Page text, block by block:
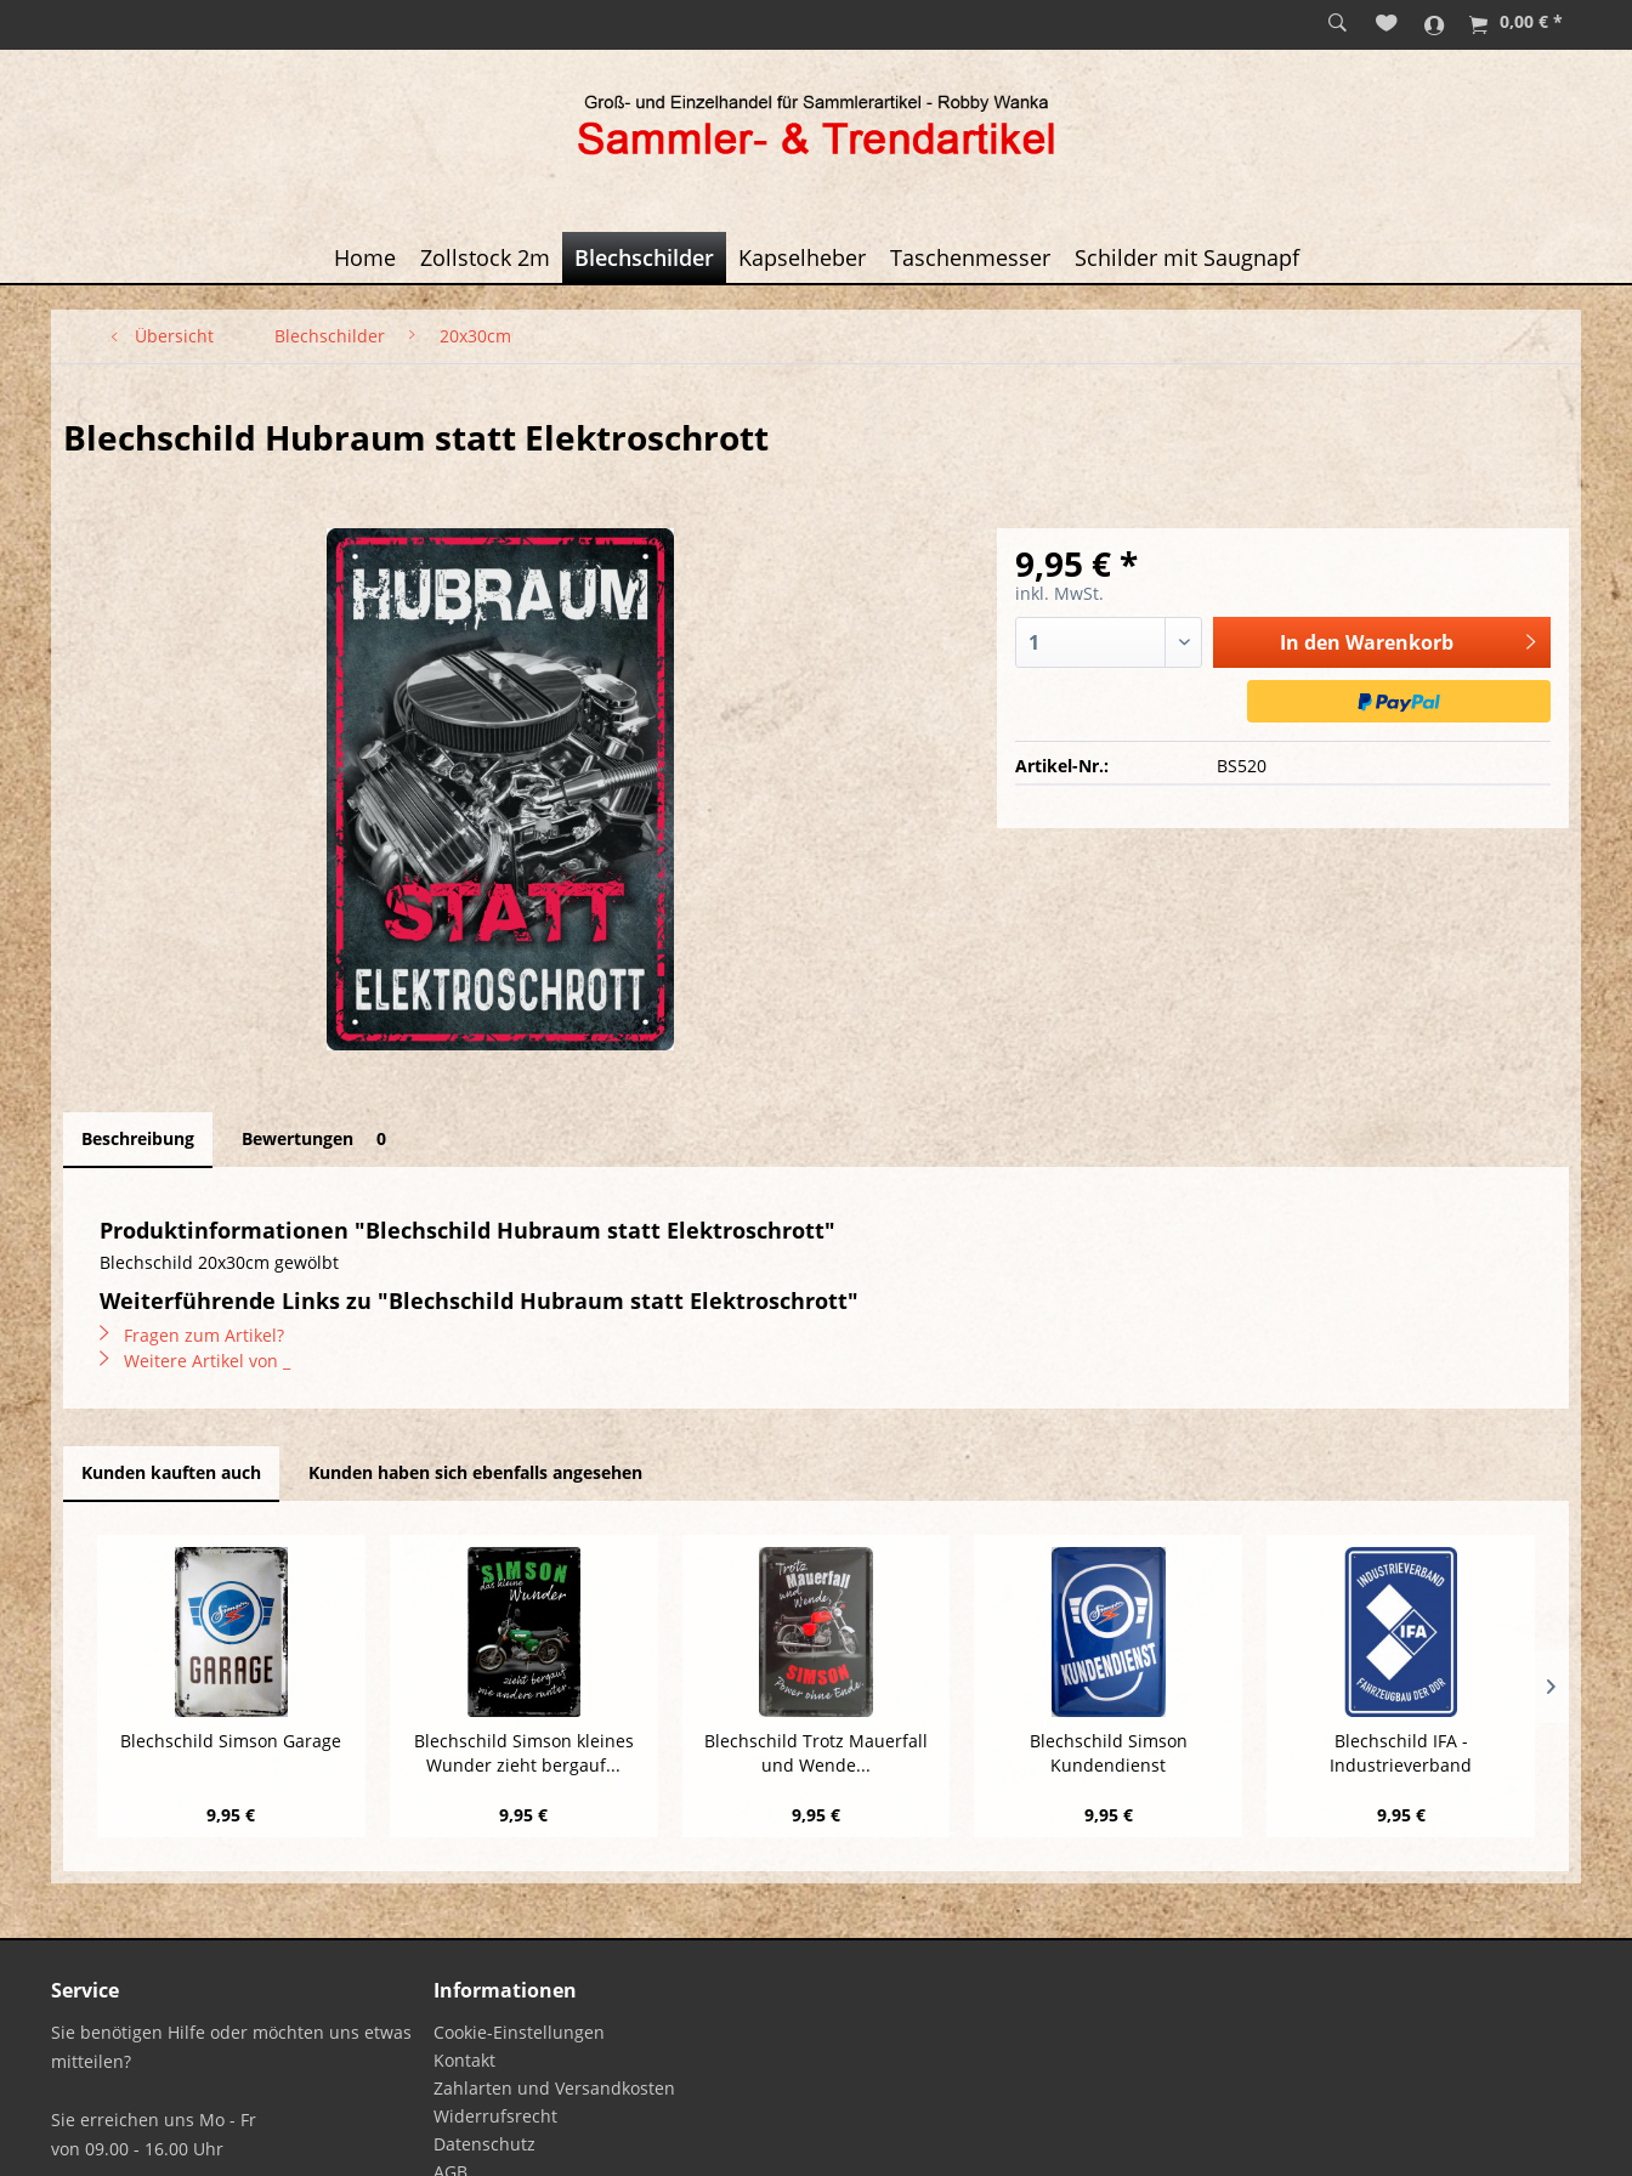
0,00 € *
Home Zollstock 2m Blechschilder Kapselheber Taschenmesser Schilder mit Saugnapf
Übersicht Blechschilder 20x30cm
Blechschild Hubraum statt Elektroschrott
9,95 € *
inkl. MwSt.
In den Warenkorb
Artikel-Nr.: BS520
Beschreibung Bewertungen 0
Produktinformationen "Blechschild Hubraum statt Elektroschrott"
Blechschild 20x30cm gewölbt
Weiterführende Links zu "Blechschild Hubraum statt Elektroschrott"
Fragen zum Artikel?
Weitere Artikel von _
Kunden kauften auch Kunden haben sich ebenfalls angesehen
Blechschild Simson Garage
9,95 €
Blechschild Simson kleines
Wunder zieht bergauf...
9,95 €
Blechschild Trotz Mauerfall
und Wende...
9,95 €
Blechschild Simson
Kundendienst
9,95 €
Blechschild IFA -
Industrieverband
9,95 €
Service
Sie benötigen Hilfe oder möchten uns etwas
mitteilen?
Sie erreichen uns Mo - Fr
von 09.00 - 16.00 Uhr
Informationen
Cookie-Einstellungen
Kontakt
Zahlarten und Versandkosten
Widerrufsrecht
Datenschutz